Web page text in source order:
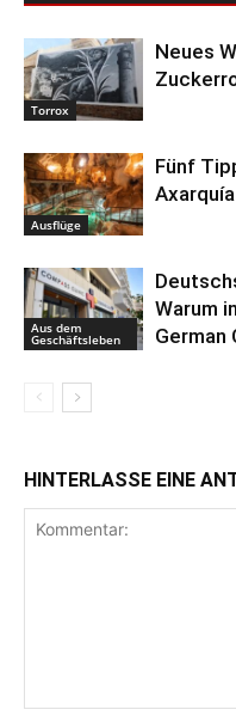
Torrox
Neues
Ausflüge
Fünf
Aus dem
Geschäftsleben
Warum
German
HINTERLASSE EINE